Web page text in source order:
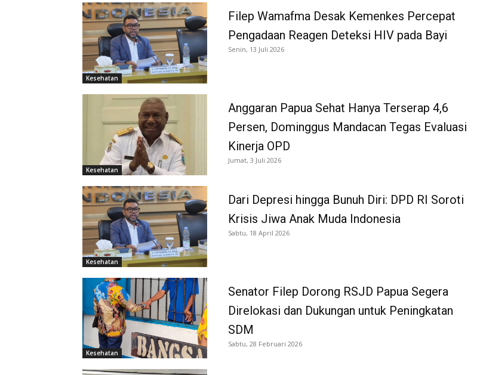
Kesehatan
Filep Wamafma Desak Kemenkes Percepat
Pengadaan Reagen Deteksi HIV pada Bayi
Senin, 13 Juli 2026
Kesehatan
Anggaran Papua Sehat Hanya Terserap 4,6
Persen, Dominggus Mandacan Tegas Evaluasi
Kinerja OPD
Jumat, 3 Juli 2026
Kesehatan
Dari Depresi hingga Bunuh Diri: DPD RI Soroti
Krisis Jiwa Anak Muda Indonesia
Sabtu, 18 April 2026
Kesehatan
Senator Filep Dorong RSJD Papua Segera
Direlokasi dan Dukungan untuk Peningkatan
SDM
Sabtu, 28 Februari 2026